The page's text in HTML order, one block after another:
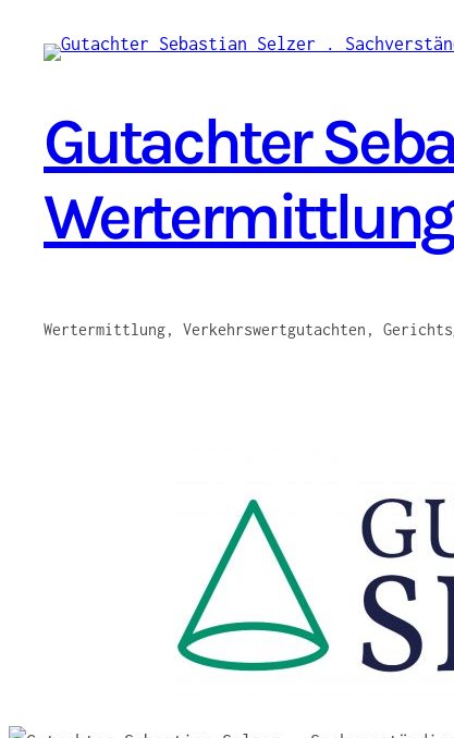
Inhalt
Gutachter
Wertermittlung, Verkehrswertgutachten,